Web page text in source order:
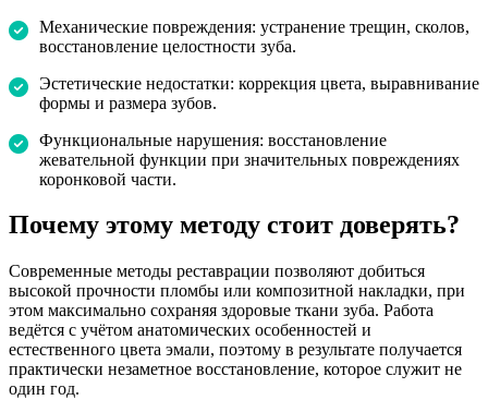
Механические повреждения: устранение трещин, сколов,
восстановление целостности зуба.
Эстетические недостатки: коррекция цвета, выравнивание
формы и размера зубов.
Функциональные нарушения: восстановление
жевательной функции при значительных повреждениях
коронковой части.
Почему этому методу стоит доверять?
Современные методы реставрации позволяют добиться
высокой прочности пломбы или композитной накладки, при
этом максимально сохраняя здоровые ткани зуба. Работа
ведётся с учётом анатомических особенностей и
естественного цвета эмали, поэтому в результате получается
практически незаметное восстановление, которое служит не
один год.